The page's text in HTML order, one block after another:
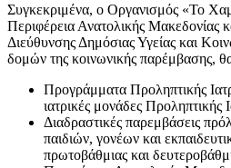
Συγκεκριμένα, ο Οργανισμός «Το
Περιφέρεια Ανατολικής Μακεδονίας
Διεύθυνσης Δημόσιας Υγείας και
δομών της κοινωνικής παρέμβασης,
Προγράμματα Προληπτικής
ιατρικές μονάδες Προληπτικής
Διαδραστικές παρεμβάσεις
παιδιών, γονέων και
πρωτοβάθμιας και